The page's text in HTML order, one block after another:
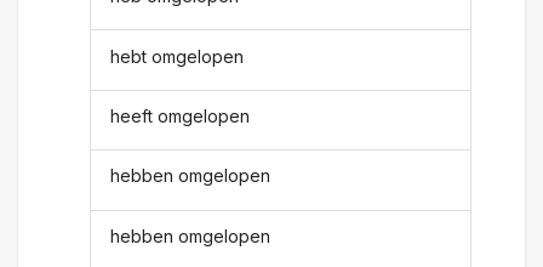
hebt omgelopen
heeft omgelopen
hebben omgelopen
hebben omgelopen